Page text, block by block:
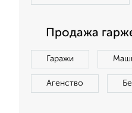
Продажа
Гаражи
Агенство